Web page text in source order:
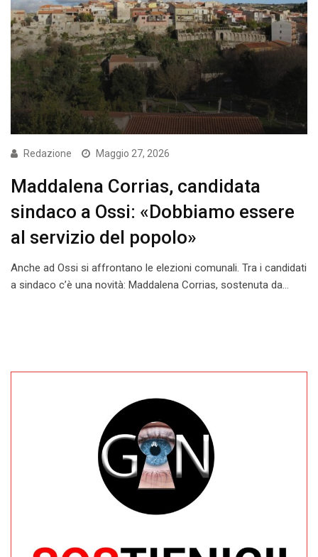
Redazione Maggio 27, 2026
Maddalena Corrias, candidata
sindaco a Ossi: «Dobbiamo essere
al servizio del popolo»
Anche ad Ossi si affrontano le elezioni comunali. Tra i candidati
a sindaco c’è una novità: Maddalena Corrias, sostenuta da…